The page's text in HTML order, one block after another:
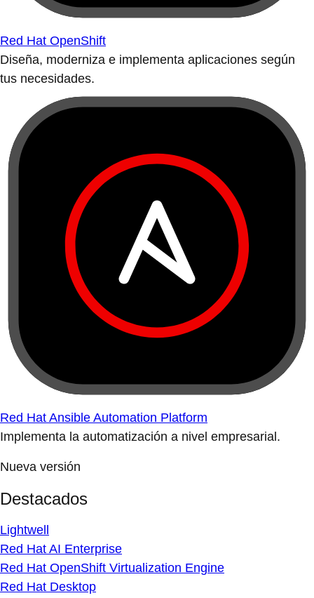
Red Hat OpenShift
Diseña, moderniza e implementa aplicaciones según
tus necesidades.
Red Hat Ansible Automation Platform
Implementa la automatización a nivel empresarial.
Nueva versión
Destacados
Lightwell
Red Hat AI Enterprise
Red Hat OpenShift Virtualization Engine
Red Hat Desktop